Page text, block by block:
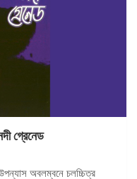
গ্রেনেড
অবলম্বনে চলচ্চিত্র